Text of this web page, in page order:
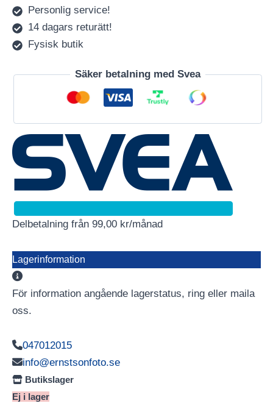
Personlig service!
14 dagars returätt!
Fysisk butik
Säker betalning med Svea
Delbetalning från 99,00 kr/månad
Lagerinformation
För information angående lagerstatus, ring eller maila
oss.
047012015
info@ernstsonfoto.se
Butikslager
Ej i lager